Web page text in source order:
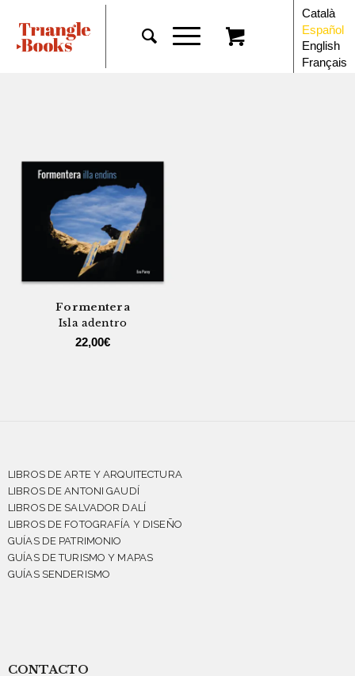
Català
Español
English
Français
Formentera
Isla adentro
22,00€
LIBROS DE ARTE Y ARQUITECTURA
LIBROS DE ANTONI GAUDÍ
LIBROS DE SALVADOR DALÍ
LIBROS DE FOTOGRAFÍA Y DISEÑO
GUÍAS DE PATRIMONIO
GUÍAS DE TURISMO Y MAPAS
GUÍAS SENDERISMO
CONTACTO